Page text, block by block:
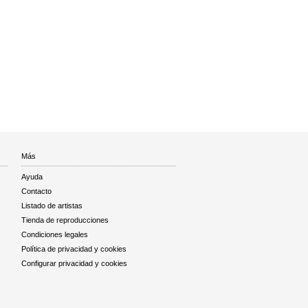
Más
Ayuda
Contacto
Listado de artistas
Tienda de reproducciones
Condiciones legales
Política de privacidad y cookies
Configurar privacidad y cookies